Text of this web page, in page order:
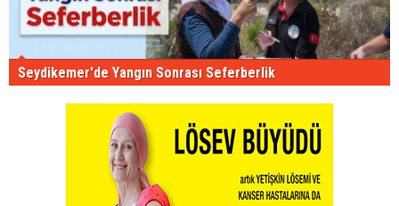
Seydikemer'de Yangın Sonrası Seferberlik